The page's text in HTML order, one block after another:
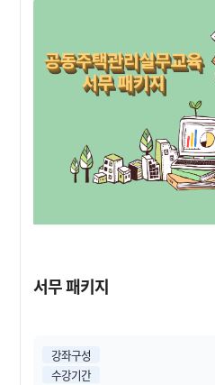
서무 패키지
강좌구성
수강기간